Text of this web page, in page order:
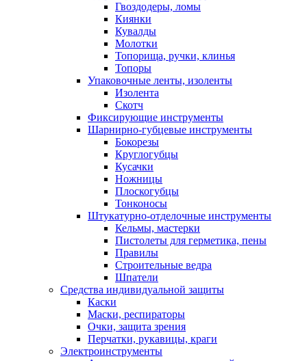
Гвоздодеры, ломы
Киянки
Кувалды
Молотки
Топорища, ручки, клинья
Топоры
Упаковочные ленты, изоленты
Изолента
Скотч
Фиксирующие инструменты
Шарнирно-губцевые инструменты
Бокорезы
Круглогубцы
Кусачки
Ножницы
Плоскогубцы
Тонконосы
Штукатурно-отделочные инструменты
Кельмы, мастерки
Пистолеты для герметика, пены
Правилы
Строительные ведра
Шпатели
Средства индивидуальной защиты
Каски
Маски, респираторы
Очки, защита зрения
Перчатки, рукавицы, краги
Электроинструменты